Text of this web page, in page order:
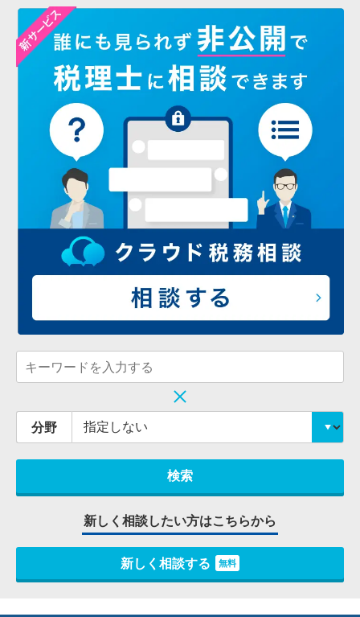
分野
新しく相談したい方はこちらから
新しく相談する 無料